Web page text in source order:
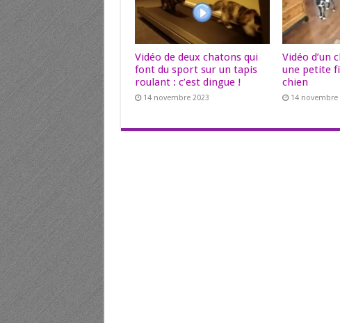
Vidéo de deux chatons qui
font du sport sur un tapis
roulant : c’est dingue !
14 novembre 2023
Vidéo d’un
une petite
chien
14 novembre